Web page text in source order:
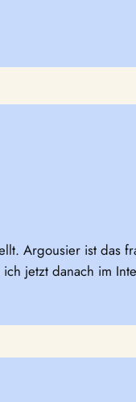
Argousier ist das
jetzt danach im